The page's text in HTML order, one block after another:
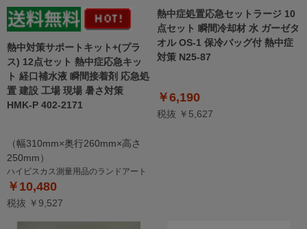
熱中対策サポートキット+(プラ
ス) 12点セット 熱中症応急キッ
ト 経口補水液 瞬間接着剤 応急処
置 建設 工場 現場 暑さ対策
HMK-P 402-2171
（幅310mm×奥行260mm×高さ
250mm）
ハイビスカス測量用品のランドアート
￥10,480
税抜 ￥9,527
熱中症処置応急セットラージ 10
点セット 瞬間冷却材 水 ガーゼタ
オル OS-1 保冷バッグ付 熱中症
対策 N25-87
￥6,190
税抜 ￥5,627